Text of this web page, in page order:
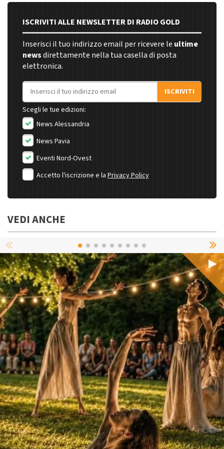
ISCRIVITI ALLE NEWSLETTER DI RADIO GOLD
Inserisci il tuo indirizzo email per ricevere le ultime
newsdirettamente nella tua casella di posta
elettronica.
Indirizzo email
ISCRIVITI
Scegli le tue edizioni:
News Alessandria
News Pavia
Eventi Nord-Ovest
Accetto l'iscrizione e la Privacy Policy
VEDI ANCHE